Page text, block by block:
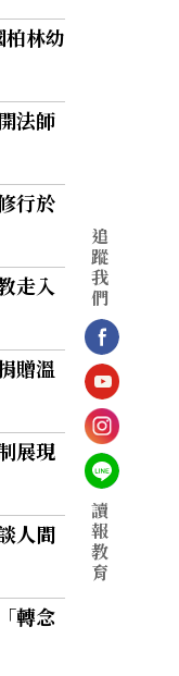
林幼
法師
行於
走入
贈溫
展現
人間
轉念
追
蹤
我
們
讀
報
教
育